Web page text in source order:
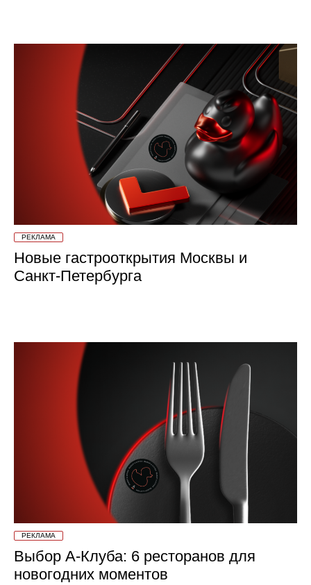
РЕКЛАМА
Новые гастрооткрытия Москвы и
Санкт-Петербурга
РЕКЛАМА
Выбор А-Клуба: 6 ресторанов для
новогодних моментов